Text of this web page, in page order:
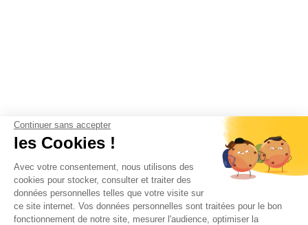
Continuer sans accepter
les Cookies !
Avec votre consentement, nous utilisons des
cookies pour stocker, consulter et traiter des
données personnelles telles que votre visite sur
ce site internet. Vos données personnelles sont traitées pour le bon
fonctionnement de notre site, mesurer l'audience, optimiser la